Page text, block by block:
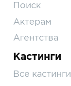
Поиск
Актерам
Агентства
Кастинги
Все кастинги